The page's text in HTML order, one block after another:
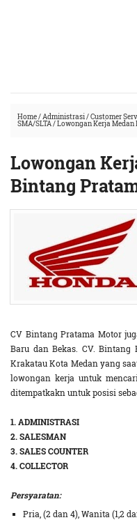
Home/Administrasi/Customer
SMA/SLTA/Lowongan Kerja Medan
Lowongan
Bintang
CV Bintang Pratama Motor
Baru dan Bekas. CV.
Krakatau Kota Medan yang
lowongan kerja untuk
ditempatkakn untuk posisi
1. ADMINISTRASI
2. SALESMAN
3. SALES COUNTER
4. COLLECTOR
Persyaratan:
Pria, (2 dan 4), Wanita (1,2